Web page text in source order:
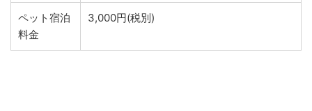
ペット宿泊
料金
3,000円(税別)